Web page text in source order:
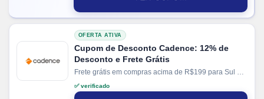
OFERTA ATIVA
Cupom de Desconto Cadence: 12% de
Desconto e Frete Grátis
Frete grátis em compras acima de R$199 para Sul e
Sudeste. Parcele suas compras em até 10x sem juros
no cartão.
✅ verificado